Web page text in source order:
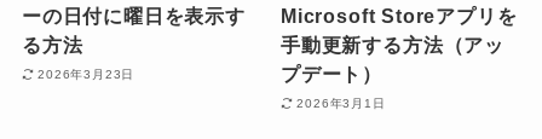
ーの日付に曜日を表示す
る方法
2026年3月23日
Microsoft Storeアプリを
手動更新する方法（アッ
プデート）
2026年3月1日